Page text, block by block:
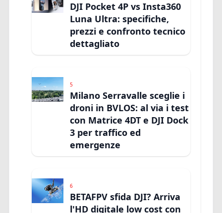
DJI Pocket 4P vs Insta360
Luna Ultra: specifiche,
prezzi e confronto tecnico
dettagliato
5
Milano Serravalle sceglie i
droni in BVLOS: al via i test
con Matrice 4DT e DJI Dock
3 per traffico ed
emergenze
6
BETAFPV sfida DJI? Arriva
l'HD digitale low cost con